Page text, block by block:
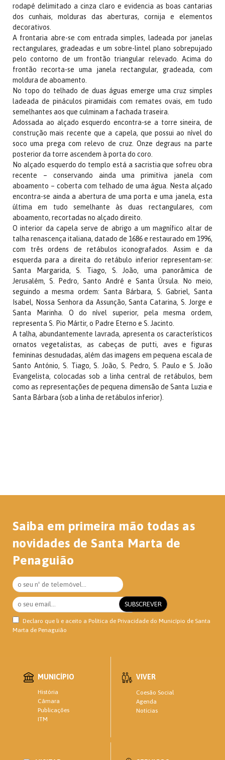
rodapé delimitado a cinza claro e evidencia as boas cantarias
dos cunhais, molduras das aberturas, cornija e elementos
decorativos.
A frontaria abre-se com entrada simples, ladeada por janelas
rectangulares, gradeadas e um sobre-lintel plano sobrepujado
pelo contorno de um frontão triangular relevado. Acima do
frontão recorta-se uma janela rectangular, gradeada, com
moldura de aboamento.
No topo do telhado de duas águas emerge uma cruz simples
ladeada de pináculos piramidais com remates ovais, em tudo
semelhantes aos que culminam a fachada traseira.
Adossada ao alçado esquerdo encontra-se a torre sineira, de
construção mais recente que a capela, que possui ao nível do
soco uma prega com relevo de cruz. Onze degraus na parte
posterior da torre ascendem à porta do coro.
No alçado esquerdo do templo está a sacristia que sofreu obra
recente – conservando ainda uma primitiva janela com
aboamento – coberta com telhado de uma água. Nesta alçado
encontra-se ainda a abertura de uma porta e uma janela, esta
última em tudo semelhante às duas rectangulares, com
aboamento, recortadas no alçado direito.
O interior da capela serve de abrigo a um magnífico altar de
talha renascença italiana, datado de 1686 e restaurado em 1996,
com três ordens de retábulos iconografados. Assim e da
esquerda para a direita do retábulo inferior representam-se:
Santa Margarida, S. Tiago, S. João, uma panorâmica de
Jerusalém, S. Pedro, Santo André e Santa Úrsula. No meio,
seguindo a mesma ordem: Santa Bárbara, S. Gabriel, Santa
Isabel, Nossa Senhora da Assunção, Santa Catarina, S. Jorge e
Santa Marinha. O do nível superior, pela mesma ordem,
representa S. Pio Mártir, o Padre Eterno e S. Jacinto.
A talha, abundantemente lavrada, apresenta os característicos
ornatos vegetalistas, as cabeças de putti, aves e figuras
femininas desnudadas, além das imagens em pequena escala de
Santo António, S. Tiago, S. João, S. Pedro, S. Paulo e S. João
Evangelista, colocadas sob a linha central de retábulos, bem
como as representações de pequena dimensão de Santa Luzia e
Santa Bárbara (sob a linha de retábulos inferior).
Saiba em primeira mão todas as
novidades de Santa Marta de
Penaguião
Declaro que li e aceito a Política de Privacidade do Município de Santa
Marta de Penaguião
MUNICÍPIO
História
Câmara
Publicações
ITM
VIVER
Coesão Social
Agenda
Notícias